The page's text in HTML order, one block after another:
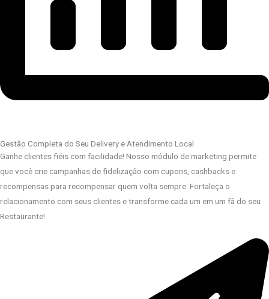
Gestão Completa do Seu Delivery e Atendimento Local
Ganhe clientes fiéis com facilidade! Nosso módulo de marketing permite
que você crie campanhas de fidelização com cupons, cashbacks e
recompensas para recompensar quem volta sempre. Fortaleça o
relacionamento com seus clientes e transforme cada um em um fã do seu
Restaurante!